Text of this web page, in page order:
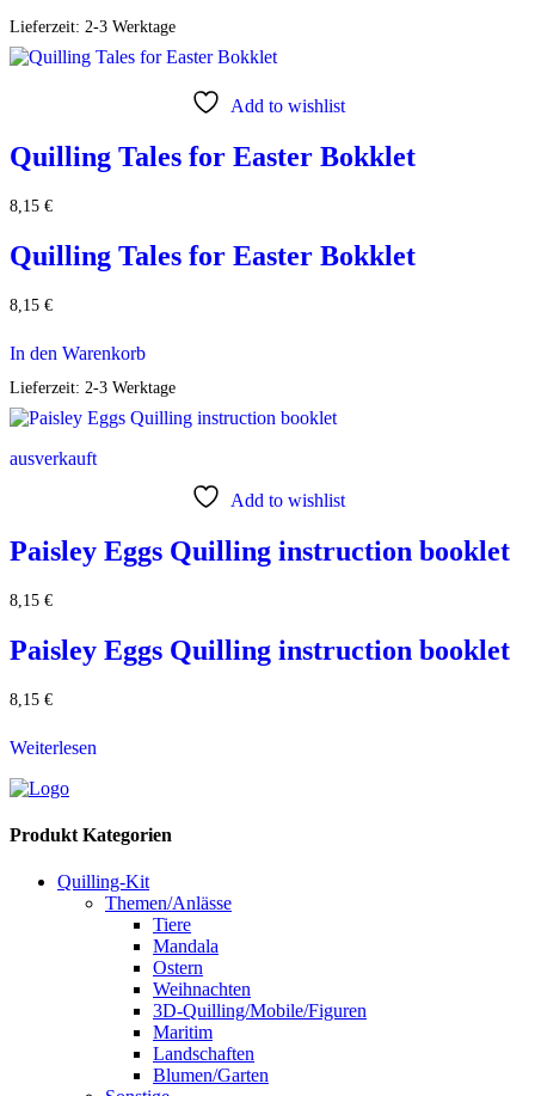
Lieferzeit: 2-3 Werktage
Add to wishlist
Quilling Tales for Easter Bokklet
8,15 €
Quilling Tales for Easter Bokklet
8,15 €
In den Warenkorb
Lieferzeit: 2-3 Werktage
ausverkauft
Add to wishlist
Paisley Eggs Quilling instruction booklet
8,15 €
Paisley Eggs Quilling instruction booklet
8,15 €
Weiterlesen
Produkt Kategorien
Quilling-Kit
Themen/Anlässe
Tiere
Mandala
Ostern
Weihnachten
3D-Quilling/Mobile/Figuren
Maritim
Landschaften
Blumen/Garten